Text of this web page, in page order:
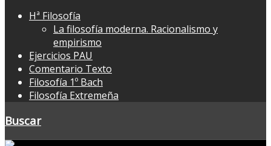
Hª Filosofía
La filosofía moderna. Racionalismo y
empirismo
Ejercicios PAU
Comentario Texto
Filosofía 1º Bach
Filosofía Extremeña
Buscar